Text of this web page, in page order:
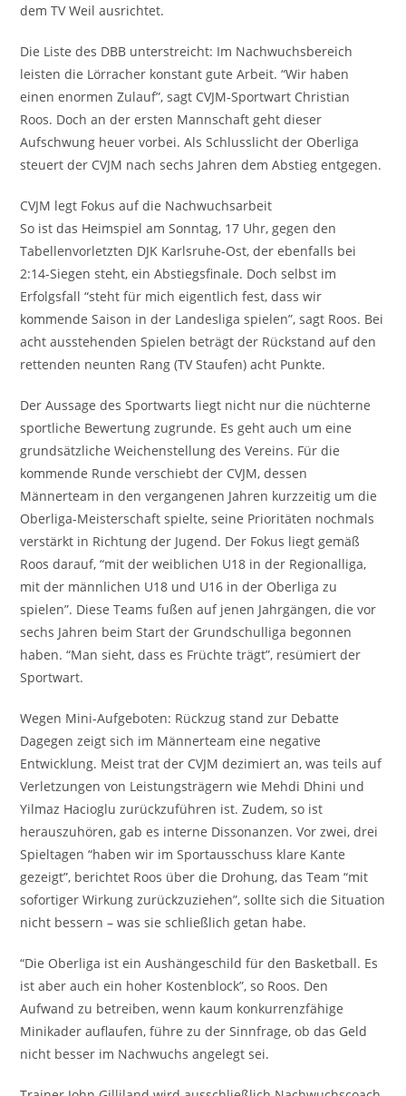
dem TV Weil ausrichtet.
Die Liste des DBB unterstreicht: Im Nachwuchsbereich
leisten die Lörracher konstant gute Arbeit. “Wir haben
einen enormen Zulauf”, sagt CVJM-Sportwart Christian
Roos. Doch an der ersten Mannschaft geht dieser
Aufschwung heuer vorbei. Als Schlusslicht der Oberliga
steuert der CVJM nach sechs Jahren dem Abstieg entgegen.
CVJM legt Fokus auf die Nachwuchsarbeit
So ist das Heimspiel am Sonntag, 17 Uhr, gegen den
Tabellenvorletzten DJK Karlsruhe-Ost, der ebenfalls bei
2:14-Siegen steht, ein Abstiegsfinale. Doch selbst im
Erfolgsfall “steht für mich eigentlich fest, dass wir
kommende Saison in der Landesliga spielen”, sagt Roos. Bei
acht ausstehenden Spielen beträgt der Rückstand auf den
rettenden neunten Rang (TV Staufen) acht Punkte.
Der Aussage des Sportwarts liegt nicht nur die nüchterne
sportliche Bewertung zugrunde. Es geht auch um eine
grundsätzliche Weichenstellung des Vereins. Für die
kommende Runde verschiebt der CVJM, dessen
Männerteam in den vergangenen Jahren kurzzeitig um die
Oberliga-Meisterschaft spielte, seine Prioritäten nochmals
verstärkt in Richtung der Jugend. Der Fokus liegt gemäß
Roos darauf, “mit der weiblichen U18 in der Regionalliga,
mit der männlichen U18 und U16 in der Oberliga zu
spielen”. Diese Teams fußen auf jenen Jahrgängen, die vor
sechs Jahren beim Start der Grundschulliga begonnen
haben. “Man sieht, dass es Früchte trägt”, resümiert der
Sportwart.
Wegen Mini-Aufgeboten: Rückzug stand zur Debatte
Dagegen zeigt sich im Männerteam eine negative
Entwicklung. Meist trat der CVJM dezimiert an, was teils auf
Verletzungen von Leistungsträgern wie Mehdi Dhini und
Yilmaz Hacioglu zurückzuführen ist. Zudem, so ist
herauszuhören, gab es interne Dissonanzen. Vor zwei, drei
Spieltagen “haben wir im Sportausschuss klare Kante
gezeigt”, berichtet Roos über die Drohung, das Team “mit
sofortiger Wirkung zurückzuziehen”, sollte sich die Situation
nicht bessern – was sie schließlich getan habe.
“Die Oberliga ist ein Aushängeschild für den Basketball. Es
ist aber auch ein hoher Kostenblock”, so Roos. Den
Aufwand zu betreiben, wenn kaum konkurrenzfähige
Minikader auflaufen, führe zu der Sinnfrage, ob das Geld
nicht besser im Nachwuchs angelegt sei.